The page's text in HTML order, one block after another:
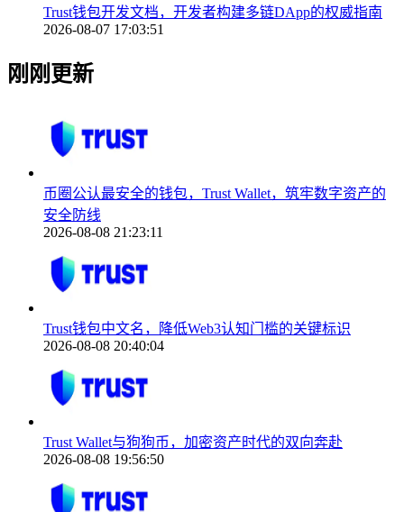
Trust钱包开发文档，开发者构建多链DApp的权威指南
2026-08-07 17:03:51
刚刚更新
币圈公认最安全的钱包，Trust Wallet，筑牢数字资产的
安全防线
2026-08-08 21:23:11
Trust钱包中文名，降低Web3认知门槛的关键标识
2026-08-08 20:40:04
Trust Wallet与狗狗币，加密资产时代的双向奔赴
2026-08-08 19:56:50